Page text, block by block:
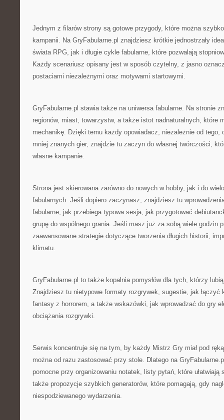
Jednym z filarów strony są gotowe przygody, które można
kampanii. Na GryFabularne.pl znajdziesz krótkie jednostrzały
świata RPG, jak i długie cykle fabularne, które pozwalają
Każdy scenariusz opisany jest w sposób czytelny, z jasno
postaciami niezależnymi oraz motywami startowymi.
GryFabularne.pl stawia także na uniwersa fabularne. Na stronie
regionów, miast, towarzystw, a także istot nadnaturalnych, które
mechanikę. Dzięki temu każdy opowiadacz, niezależnie od
mniej znanych gier, znajdzie tu zaczyn do własnej twórczości,
własne kampanie.
Strona jest skierowana zarówno do nowych w hobby, jak i do
fabularnych. Jeśli dopiero zaczynasz, znajdziesz tu
fabularne, jak przebiega typowa sesja, jak przygotować
grupę do wspólnego grania. Jeśli masz już za sobą wiele godzin
zaawansowane strategie dotyczące tworzenia długich historii,
klimatu.
GryFabularne.pl to także kopalnia pomysłów dla tych, którzy
Znajdziesz tu nietypowe formaty rozgrywek, sugestie, jak łączyć
fantasy z horrorem, a także wskazówki, jak wprowadzać do gry
obciążania rozgrywki.
Serwis koncentruje się na tym, by każdy Mistrz Gry miał pod
można od razu zastosować przy stole. Dlatego na
pomocne przy organizowaniu notatek, listy pytań, które ułatwiają
także propozycje szybkich generatorów, które pomagają, gdy
niespodziewanego wydarzenia.